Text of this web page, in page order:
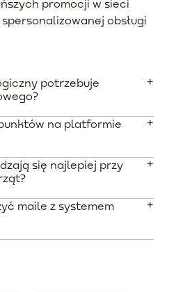
promocji w sieci
obsługi
potrzebuje
branży pet kupują cyklicznie
cenową i sprawia, że klienci
okazji u konkurencji.
na platformie
aplikacji. Wielu dostawców,
natomiast plany
od kilkudziesięciu dolarów
się najlepiej przy
pozostaje darmowa
Klienci doceniają również
na drobne akcesoria
maile z systemem
marketing automation,